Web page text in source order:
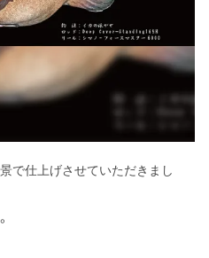
で仕上げさせていただきまし